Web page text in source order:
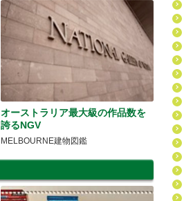
オーストラリア最大級の作品数を
誇るNGV
MELBOURNE建物図鑑